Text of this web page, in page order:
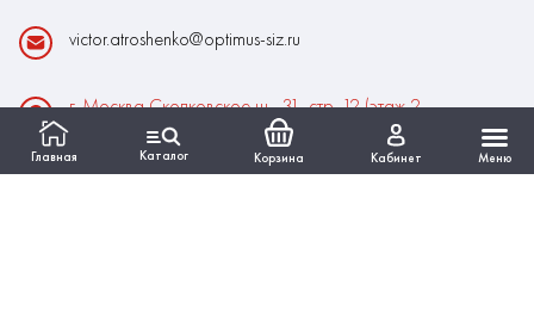
Главная Каталог Корзина Кабинет Меню
victor.atroshenko@optimus-siz.ru
г. Москва Сколковское ш., 31, стр. 12 (этаж 2,
помещение 22)
Время работы: